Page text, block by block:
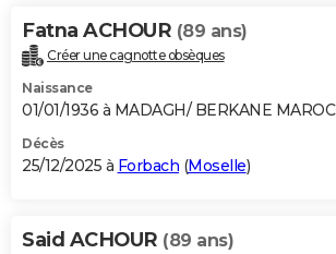
Fatna ACHOUR (89 ans)
Créer une cagnotte obsèques
Naissance
01/01/1936 à MADAGH/ BERKANE MAROC
Décès
25/12/2025 à Forbach (Moselle)
Said ACHOUR (89 ans)